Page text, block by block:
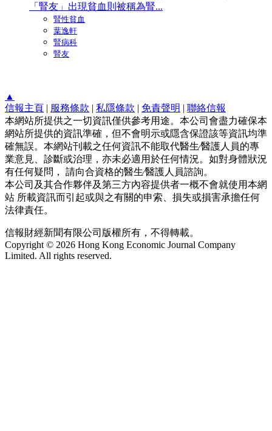
「腎友」出現貧血則被稱為腎...
腎性貧血
葉逸軒
腎病科
腎友
▲
信報主頁 | 服務條款 | 私隱條款 | 免責聲明 | 聯絡信報
本網站所提供之一切資訊僅供參考用途。本公司會盡力確保本
網站所提供的資訊準確，但不會明示或隱含保證該等資訊均準
確無誤。本網站刊載之任何資訊不能取代醫生∕醫護人員的專
業意見、診斷或治理，亦未必適用於任何情況。如對身體狀況
有任何疑問， 請向合資格的醫生∕醫護人員諮詢。
本公司及其合作夥伴及第三方內容提供者一概不會就使用本網
站 所載資訊而引起或與之有關的申索、損失或損害承擔任何
法律責任。
信報財經新聞有限公司版權所有，不得轉載。
Copyright © 2026 Hong Kong Economic Journal Company
Limited. All rights reserved.